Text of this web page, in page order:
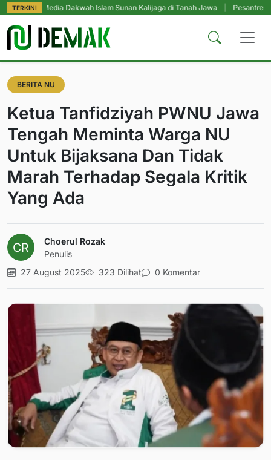
TERKINI
Media Dakwah Islam Sunan Kalijaga di Tanah Jawa | Pesantren Tetap
BERITA NU
Ketua Tanfidziyah PWNU Jawa
Tengah Meminta Warga NU
Untuk Bijaksana Dan Tidak
Marah Terhadap Segala Kritik
Yang Ada
Choerul Rozak
Penulis
27 August 2025
323 Dilihat 0 Komentar